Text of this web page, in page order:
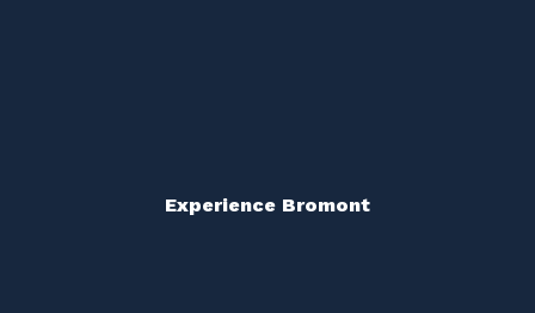
Experience Bromont